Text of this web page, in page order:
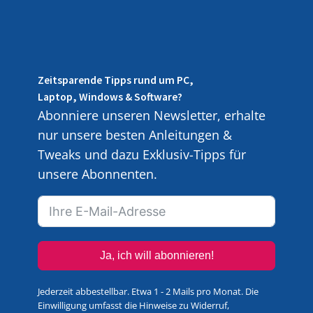
Zeitsparende Tipps rund um PC,
Laptop, Windows & Software?
Abonniere unseren Newsletter, erhalte
nur unsere besten Anleitungen &
Tweaks und dazu Exklusiv-Tipps für
unsere Abonnenten.
Ja, ich will abonnieren!
Jederzeit abbestellbar. Etwa 1 - 2 Mails pro Monat. Die
Einwilligung umfasst die Hinweise zu Widerruf,